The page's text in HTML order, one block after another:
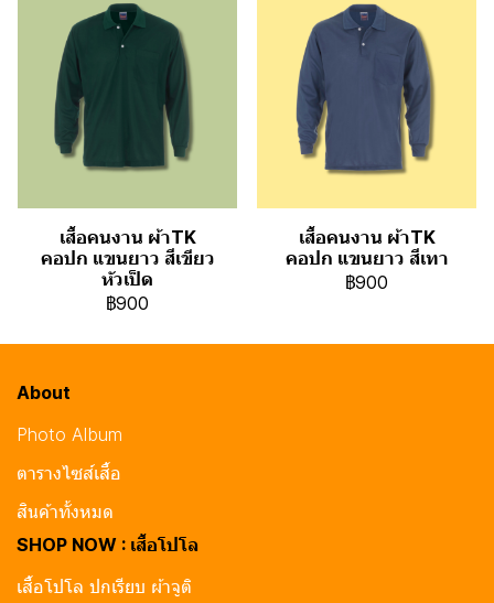
เสื้อคนงาน ผ้าTK
คอปก แขนยาว สีเขียว
หัวเป็ด
฿900
เสื้อคนงาน ผ้าTK
คอปก แขนยาว สีเทา
฿900
About
Photo Album
ตารางไซส์เสื้อ
สินค้าทั้งหมด
SHOP NOW : เสื้อโปโล
เสื้อโปโล ปกเรียบ ผ้าจูติ